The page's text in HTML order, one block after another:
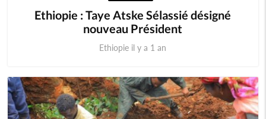
Ethiopie : Taye Atske Sélassié désigné
nouveau Président
Ethiopie il y a 1 an